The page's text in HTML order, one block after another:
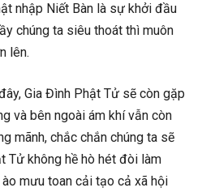
nhập Niết Bàn là sự khởi đầu
chúng ta siêu thoát thì muôn
lên.
Gia Đình Phật Tử sẽ còn gặp
và bên ngoài ám khí vẫn còn
mãnh, chắc chắn chúng ta sẽ
Tử không hề hò hét đòi làm
mưu toan cải tạo cả xã hội